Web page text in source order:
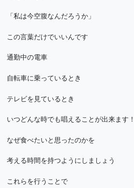
「私は今空腹なんだろうか」
この言葉だけでいいんです
通勤中の電車
自転車に乗っているとき
テレビを見ているとき
いつどんな時でも唱えることが出来ます！
なぜ食べたいと思ったのかを
考える時間を持つようにしましょう
これらを行うことで